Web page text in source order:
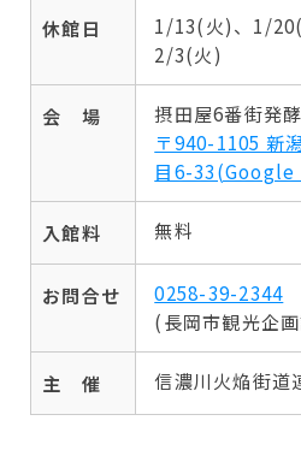
休館日
1/13(火)、1/
2/3(火)
会 場
摂田屋6番街発
〒940-1105 新
目6-33(Google
入館料 無料
お問合せ
0258-39-2344
(長岡市観光企
主 催 信濃川火焔街道